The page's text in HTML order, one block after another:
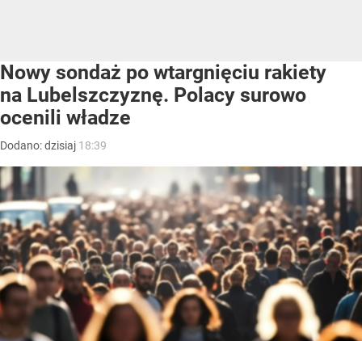
Nowy sondaż po wtargnięciu rakiety
na Lubelszczyznę. Polacy surowo
ocenili władze
Dodano:dzisiaj 18:39